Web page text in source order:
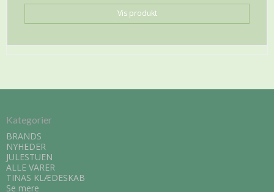
Vis produkt
Kategorier
BRANDS
NYHEDER
JULESTUEN
ALLE VARER
TINAS KLÆDESKAB
Se mere